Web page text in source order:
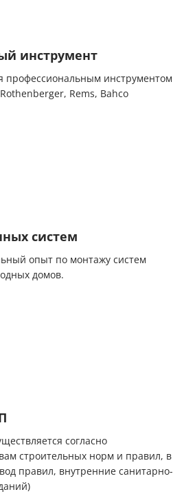
инструмент
профессиональным инструментом
Rems, Bahco
систем
опыт по монтажу систем
домов.
согласно
строительных норм и правил, в
правил, внутренние санитарно-